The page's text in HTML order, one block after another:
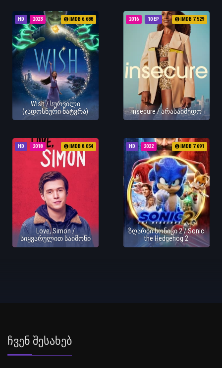
HD 2023 IMDB 6.688
Wish / სურვილი
(ჯადოსნური ნატვრა)
10 EP
2016 IMDB 7.529
Insecure / არასაიმედო
HD 2018 IMDB 8.054
Love, Simon /
სიყვარულით საიმონი
HD 2022 IMDB 7.691
ზღარბი სონიკი 2 / Sonic
the Hedgehog 2
Ჩვენ Შესახებ